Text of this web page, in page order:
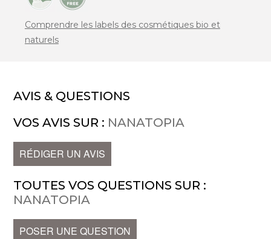
Comprendre les labels des cosmétiques bio et
naturels
AVIS & QUESTIONS
VOS AVIS SUR : NANATOPIA
RÉDIGER UN AVIS
TOUTES VOS QUESTIONS SUR :
NANATOPIA
POSER UNE QUESTION